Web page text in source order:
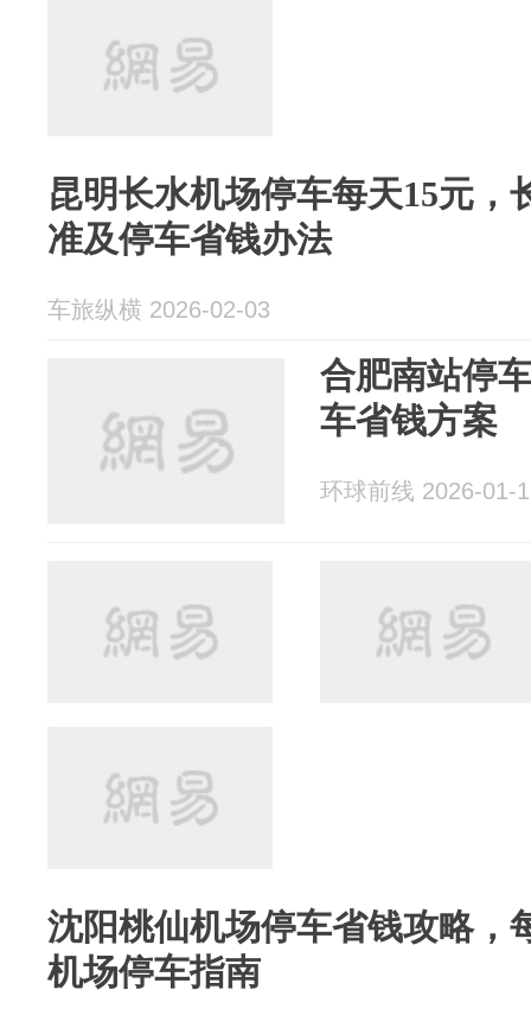
昆明长水机场停车每天15元，
准及停车省钱办法
车旅纵横 2026-02-03
合肥南站停
车省钱方案
环球前线 2026-01-
沈阳桃仙机场停车省钱攻略，
机场停车指南